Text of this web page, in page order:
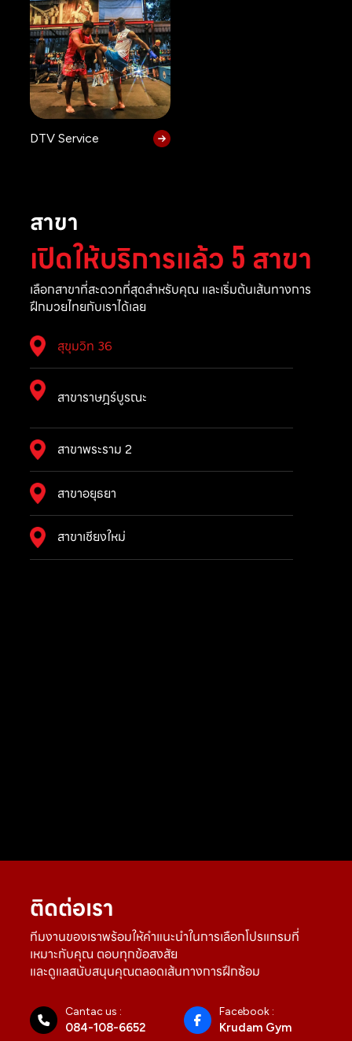
DTV Service
สาขา
เปิดให้บริการแล้ว 5 สาขา
เลือกสาขาที่สะดวกที่สุดสำหรับคุณ และเริ่มต้นเส้นทางการ
ฝึกมวยไทยกับเราได้เลย
สุขุมวิท 36
สาขาราษฎร์บูรณะ
สาขาพระราม 2
สาขาอยุธยา
สาขาเชียงใหม่
ติดต่อเรา
ทีมงานของเราพร้อมให้คำแนะนำในการเลือกโปรแกรมที่
เหมาะกับคุณ ตอบทุกข้อสงสัย
และดูแลสนับสนุนคุณตลอดเส้นทางการฝึกซ้อม
Cantac us :
084-108-6652
Facebook :
Krudam Gym